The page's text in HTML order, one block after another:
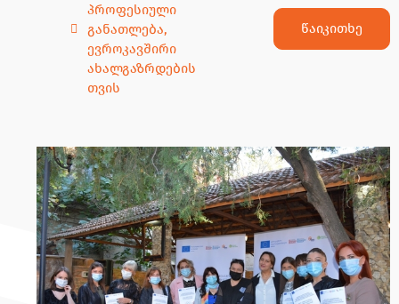
პროფესიული
განათლება,
ევროკავშირი
ახალგაზრდების
თვის
წაიკითხე